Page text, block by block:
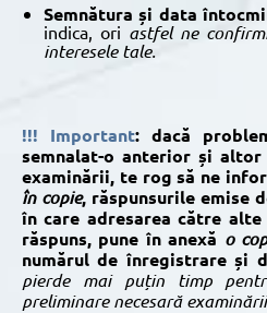
Semnătura și data
indica, ori astfel ne
interesele tale.
!!! Important: dacă
semnalat-o anterior și
examinării, te rog să ne
în copie, răspunsurile emise
în care adresarea către
răspuns, pune în anexă o
numărul de înregistrare și
pierde
mai puțin timp
preliminare necesară